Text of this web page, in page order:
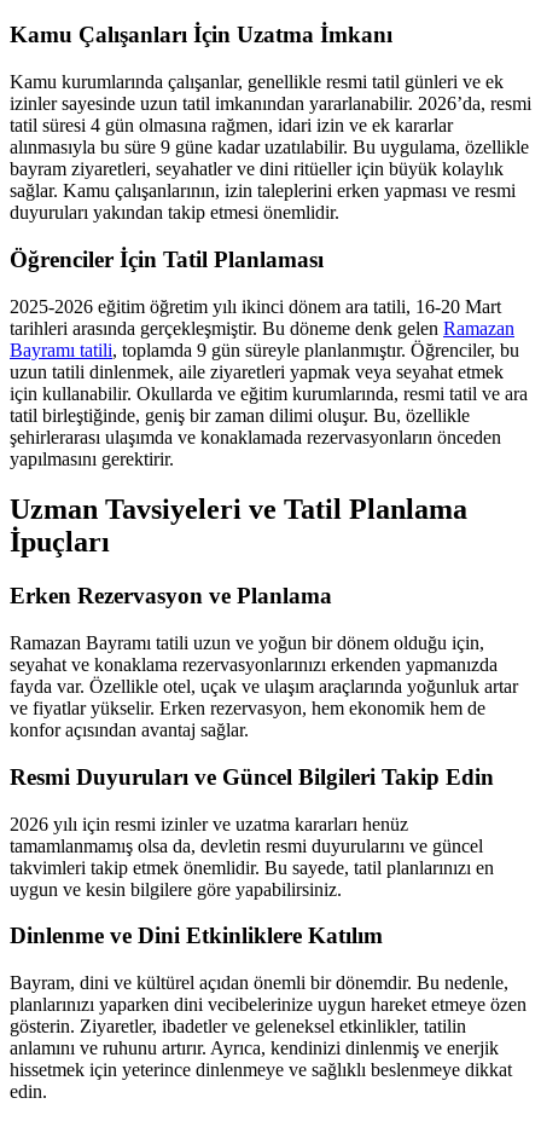
Kamu Çalışanları İçin Uzatma İmkanı
Kamu kurumlarında çalışanlar, genellikle resmi tatil günleri ve ek
izinler sayesinde uzun tatil imkanından yararlanabilir. 2026’da, resmi
tatil süresi 4 gün olmasına rağmen, idari izin ve ek kararlar
alınmasıyla bu süre 9 güne kadar uzatılabilir. Bu uygulama, özellikle
bayram ziyaretleri, seyahatler ve dini ritüeller için büyük kolaylık
sağlar. Kamu çalışanlarının, izin taleplerini erken yapması ve resmi
duyuruları yakından takip etmesi önemlidir.
Öğrenciler İçin Tatil Planlaması
2025-2026 eğitim öğretim yılı ikinci dönem ara tatili, 16-20 Mart
tarihleri arasında gerçekleşmiştir. Bu döneme denk gelen Ramazan
Bayramı tatili, toplamda 9 gün süreyle planlanmıştır. Öğrenciler, bu
uzun tatili dinlenmek, aile ziyaretleri yapmak veya seyahat etmek
için kullanabilir. Okullarda ve eğitim kurumlarında, resmi tatil ve ara
tatil birleştiğinde, geniş bir zaman dilimi oluşur. Bu, özellikle
şehirlerarası ulaşımda ve konaklamada rezervasyonların önceden
yapılmasını gerektirir.
Uzman Tavsiyeleri ve Tatil Planlama
İpuçları
Erken Rezervasyon ve Planlama
Ramazan Bayramı tatili uzun ve yoğun bir dönem olduğu için,
seyahat ve konaklama rezervasyonlarınızı erkenden yapmanızda
fayda var. Özellikle otel, uçak ve ulaşım araçlarında yoğunluk artar
ve fiyatlar yükselir. Erken rezervasyon, hem ekonomik hem de
konfor açısından avantaj sağlar.
Resmi Duyuruları ve Güncel Bilgileri Takip Edin
2026 yılı için resmi izinler ve uzatma kararları henüz
tamamlanmamış olsa da, devletin resmi duyurularını ve güncel
takvimleri takip etmek önemlidir. Bu sayede, tatil planlarınızı en
uygun ve kesin bilgilere göre yapabilirsiniz.
Dinlenme ve Dini Etkinliklere Katılım
Bayram, dini ve kültürel açıdan önemli bir dönemdir. Bu nedenle,
planlarınızı yaparken dini vecibelerinize uygun hareket etmeye özen
gösterin. Ziyaretler, ibadetler ve geleneksel etkinlikler, tatilin
anlamını ve ruhunu artırır. Ayrıca, kendinizi dinlenmiş ve enerjik
hissetmek için yeterince dinlenmeye ve sağlıklı beslenmeye dikkat
edin.